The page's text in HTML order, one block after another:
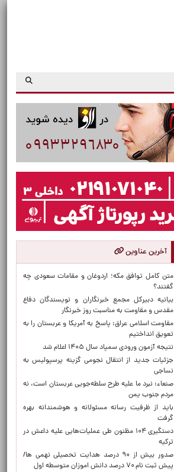
آخرین عناوین
متن کامل توافق مکه؛ اردوغان و مقامات سعودی چه
گفتند؟
بیانیه دبیرکل مجمع خبرنگاران و نویسندگان دفاع
مقدس و مقاومت به مناسبت روز خبرنگار
مقاومت اسلامی عراق: پاسخ به آمریکا و عربستان را به
تعویق انداختیم
نتیجه آزمون ورودی سمپاد سال ۱۴۰۵ اعلام شد
جزئیات جدید از انتقال نجومی گزینه پرسپولیس به
نساجی
صنعاء: نبرد ما علیه طرح سلطه‌جویی عربستان است، نه
مردم جنوب یمن
باید از ظرفیت رسانه مسئولانه و هوشمندانه بهره
گرفت
دستگیری ۱۰۴ مظنون طی عملیات‌هایی علیه داعش در
ترکیه
صدور بیش از ۹۰ درصد هدایت تحصیلی نهمی ها/
پیش ثبت نام ۷۰ درصد دانش اموزان متوسطه اول